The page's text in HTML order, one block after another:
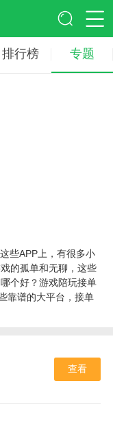
排行榜 专题
些APP上，有很多小
的孤单和无聊，这些
个好？游戏陪玩接单
靠谱的大平台，接单
查看